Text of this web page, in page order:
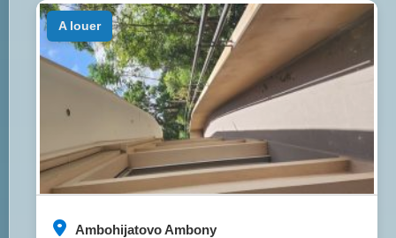
Ambohijatovo Ambony
a louer